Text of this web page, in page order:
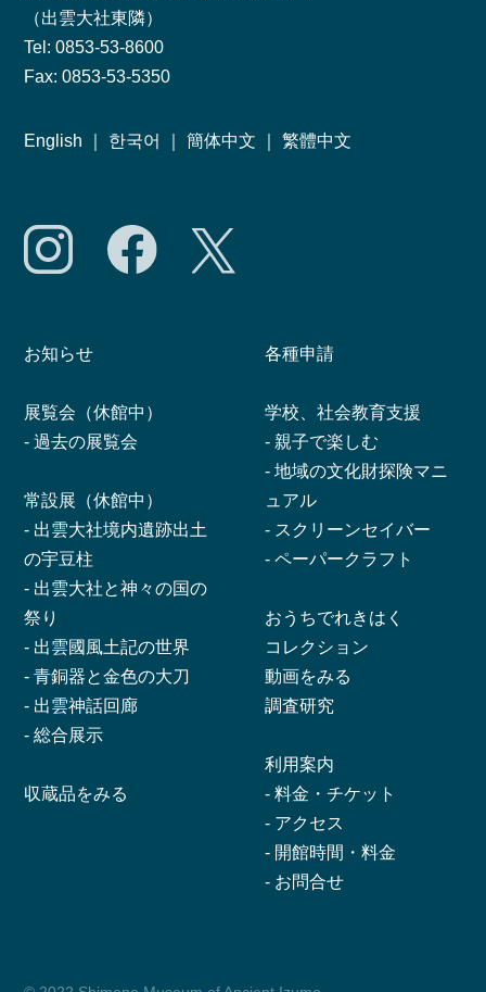
（出雲大社東隣）
Tel: 0853-53-8600
Fax: 0853-53-5350
English 한국어 ｜簡体中文 ｜繁體中文
お知らせ
展覧会（休館中）
-過去の展覧会
常設展（休館中）
- 出雲大社境内遺跡出土
の宇豆柱
- 出雲大社と神々の国の
祭り
- 出雲國風土記の世界
-青銅器と金色の大刀
- 出雲神話回廊
-総合展示
収蔵品をみる
各種申請
学校、社会教育支援
- 親子で楽しむ
-地域の文化財探険マニ
ュアル
- スクリーンセイバー
-ペーパークラフト
おうちでれきはく
コレクション
動画をみる
調査研究
利用案内
-料金・チケット
- アクセス
- 開館時間・料金
- お問合せ